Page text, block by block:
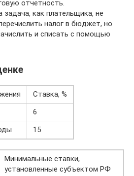
отчетность.
как плательщика, не
налог в бюджет, но
и списать с помощью
Ставка, %
6
15
Минимальные ставки,
установленные субъектом РФ